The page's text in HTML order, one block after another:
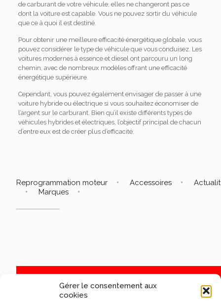
Gérer le consentement aux
cookies
de carburant de votre véhicule, elles ne changeront pas ce
dont la voiture est capable. Vous ne pouvez sortir du véhicule
que ce à quoi il est destiné.
Pour obtenir une meilleure efficacité énergétique globale, vous
pouvez considérer le type de véhicule que vous conduisez. Les
voitures modernes à essence et diesel ont parcouru un long
chemin, avec de nombreux modèles offrant une efficacité
énergétique supérieure.
Cependant, vous pouvez également envisager de passer à une
voiture hybride ou électrique si vous souhaitez économiser de
l’argent sur le carburant. Bien qu’il existe différents types de
véhicules hybrides et électriques, l’objectif principal de chacun
d’entre eux est de créer plus d’efficacité.
Reprogrammation moteur Accessoires
Marques